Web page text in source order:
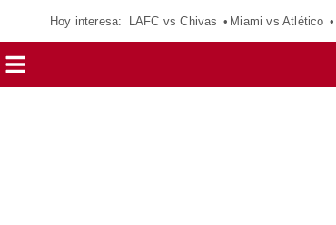
Hoy interesa: LAFC vs Chivas Miami vs Atlético